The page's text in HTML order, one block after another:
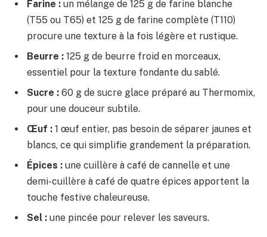
Farine : un mélange de 125 g de farine blanche
(T55 ou T65) et 125 g de farine complète (T110)
procure une texture à la fois légère et rustique.
Beurre : 125 g de beurre froid en morceaux,
essentiel pour la texture fondante du sablé.
Sucre : 60 g de sucre glace préparé au Thermomix,
pour une douceur subtile.
Œuf : 1 œuf entier, pas besoin de séparer jaunes et
blancs, ce qui simplifie grandement la préparation.
Épices : une cuillère à café de cannelle et une
demi-cuillère à café de quatre épices apportent la
touche festive chaleureuse.
Sel : une pincée pour relever les saveurs.